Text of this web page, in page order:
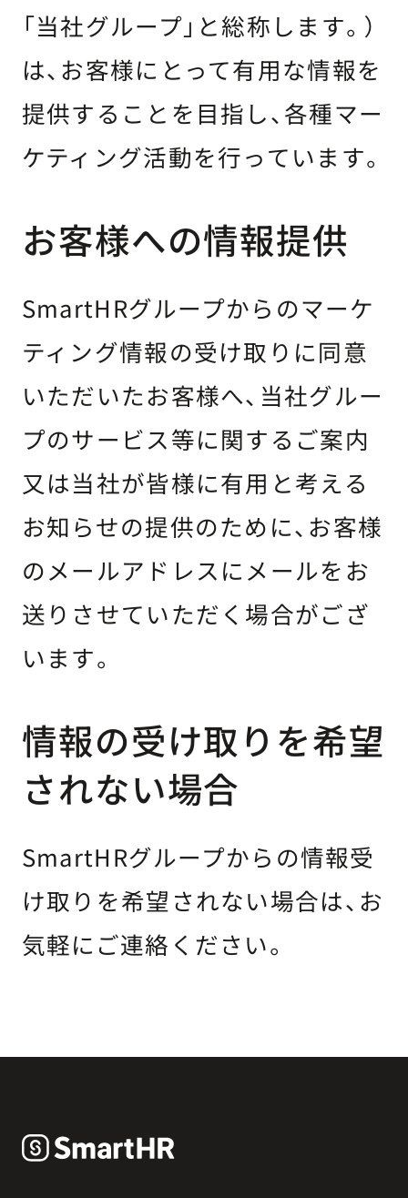
「当社グループ」と総称します。）
は、お客様にとって有用な情報を
提供することを目指し、各種マー
ケティング活動を行っています。
お客様への情報提供
SmartHRグループからのマーケ
ティング情報の受け取りに同意
いただいたお客様へ、当社グルー
プのサービス等に関するご案内
又は当社が皆様に有用と考える
お知らせの提供のために、お客様
のメールアドレスにメールをお
送りさせていただく場合がござ
います。
情報の受け取りを希望
されない場合
SmartHRグループからの情報受
け取りを希望されない場合は、お
気軽にご連絡ください。